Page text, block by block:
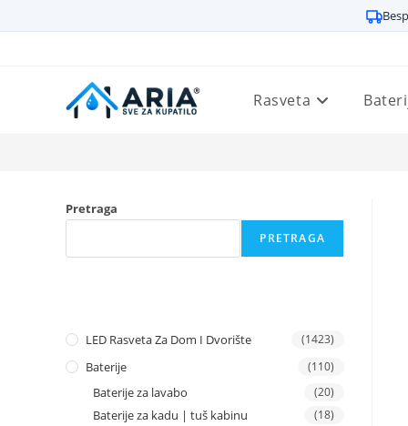
Rasveta
Pretraga
PRETRAGA
LED Rasveta Za Dom I Dvorište (1423)
Baterije (110)
Baterije za lavabo (20)
Baterije za kadu | tuš kabinu (18)